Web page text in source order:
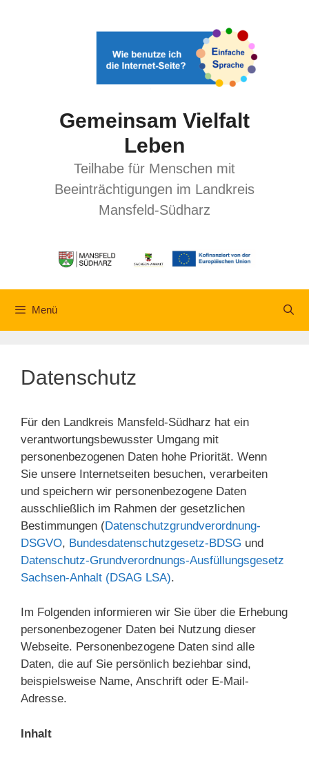
Gemeinsam Vielfalt
Leben
Teilhabe für Menschen mit
Beeinträchtigungen im Landkreis
Mansfeld-Südharz
Menü
Datenschutz
Für den Landkreis Mansfeld-Südharz hat ein
verantwortungsbewusster Umgang mit
personenbezogenen Daten hohe Priorität. Wenn
Sie unsere Internetseiten besuchen, verarbeiten
und speichern wir personenbezogene Daten
ausschließlich im Rahmen der gesetzlichen
Bestimmungen (Datenschutzgrundverordnung-
DSGVO, Bundesdatenschutzgesetz-BDSG und
Datenschutz-Grundverordnungs-Ausfüllungsgesetz
Sachsen-Anhalt (DSAG LSA).
Im Folgenden informieren wir Sie über die Erhebung
personenbezogener Daten bei Nutzung dieser
Webseite. Personenbezogene Daten sind alle
Daten, die auf Sie persönlich beziehbar sind,
beispielsweise Name, Anschrift oder E-Mail-
Adresse.
Inhalt